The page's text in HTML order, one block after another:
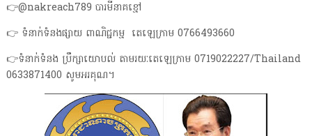
👉@nakreach789 បារមីនាគខ្មៅ
👉 ទំនាក់ទំនងផ្សាយ ពាណិជ្ជកម្ម តេឡេក្រាម 0766493660
👉ទំនាក់ទំនង ប្រឹក្សាយោបល់ តាមរយៈតេឡេក្រាម 0719022227/Thailand
0633871400 សូមអរគុណ។